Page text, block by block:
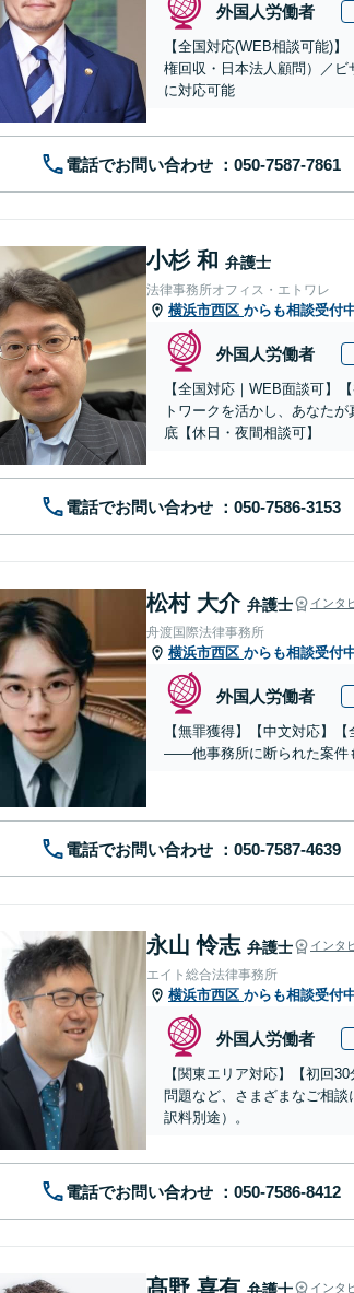
外国人労働者
【全国対応(WEB相談可能)
権回収・日本法人顧問）／
に対応可能
電話でお問い合わせ
小杉 和 弁護士
法律事務所オフィス・エトワレ
横浜市西区 からも相談受付
外国人労働者
【全国対応｜WEB面談可】
トワークを活かし、あなた
底【休日・夜間相談可】
電話でお問い合わせ
松村 大介 弁護士 インタ
舟渡国際法律事務所
横浜市西区 からも相談受付
外国人労働者
【無罪獲得】【中文対応】
——他事務所に断られた案件
電話でお問い合わせ
永山 怜志 弁護士 インタ
エイト総合法律事務所
横浜市西区 からも相談受付
外国人労働者
【関東エリア対応】【初回
問題など、さまざまなご相
訳料別途）。
電話でお問い合わせ
髙野 喜有 インタ